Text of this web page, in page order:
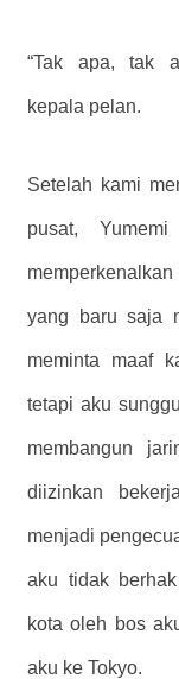
“Tak apa, tak
kepala pelan.
Setelah kami
pusat,
yang baru saja
meminta maaf
tetapi aku
membangun
diizinkan
menjadi
aku tidak
kota oleh bos
aku ke Tokyo.